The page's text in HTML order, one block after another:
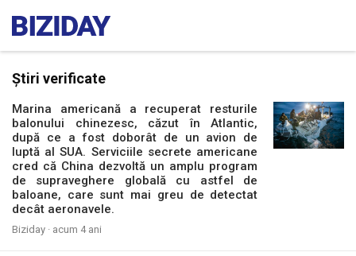
Știri verificate
Marina americană a recuperat resturile
balonului chinezesc, căzut în Atlantic,
după ce a fost doborât de un avion de
luptă al SUA. Serviciile secrete americane
cred că China dezvoltă un amplu program
de supraveghere globală cu astfel de
baloane, care sunt mai greu de detectat
decât aeronavele.
Biziday · acum 4 ani